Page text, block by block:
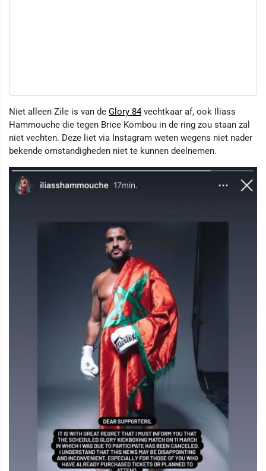
Niet alleen Zile is van de Glory 84vechtkaar af, ook Iliass
Hammouche die tegen Brice Kombou in de ring zou staan zal
niet vechten. Deze liet via Instagram weten wegens niet nader
bekende omstandigheden niet te kunnen deelnemen.